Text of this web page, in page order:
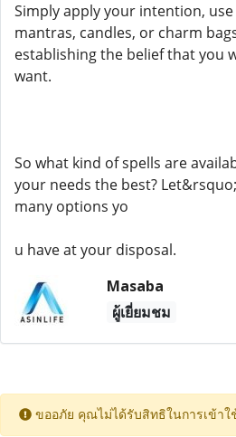
Simply apply your intention,
mantras, candles, or charm
establishing the belief that you
want.
So what kind of spells are
your needs the best?
many options yo
u have at your disposal.
Masaba
ผู้เยี่ยมชม
ขออภัย คุณไม่ได้รับสิทธิในการเข้า